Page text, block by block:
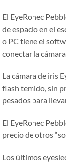
El EyeRonec
de espacio en el
o PC tiene el
conectar la cámara
La cámara de iris
flash temido, sin
pesados para
El EyeRonec
precio de otros“
Los últimos